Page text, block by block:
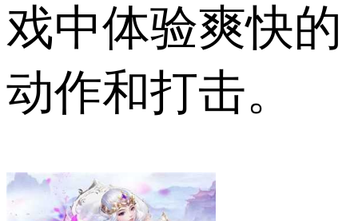
戏中体验爽快的
动作和打击。